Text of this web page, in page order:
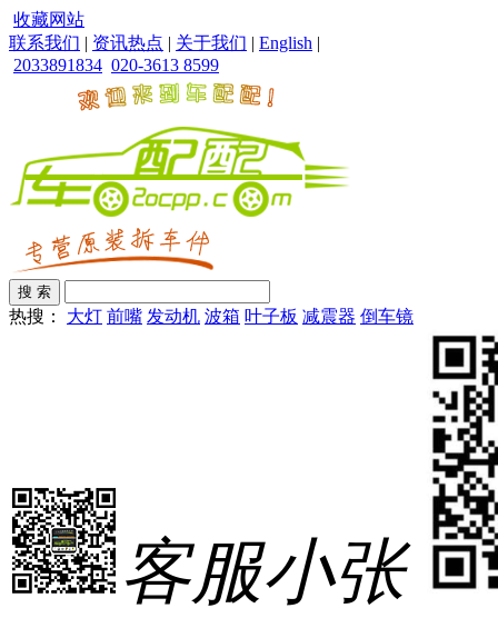
收藏网站
联系我们 | 资讯热点 | 关于我们 | English |
2033891834 020-3613 8599
热搜： 大灯 前嘴 发动机 波箱 叶子板 减震器 倒车镜
客服小张